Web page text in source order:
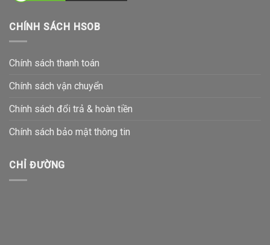
CHÍNH SÁCH HSOB
Chính sách thanh toán
Chính sách vận chuyển
Chính sách đổi trả & hoàn tiền
Chính sách bảo mật thông tin
CHỈ ĐƯỜNG